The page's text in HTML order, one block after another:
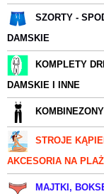
SZORTY -
DAMSKIE
KOMPLETY
DAMSKIE I INNE
STROJE
AKCESORIA NA
MAJTKI,